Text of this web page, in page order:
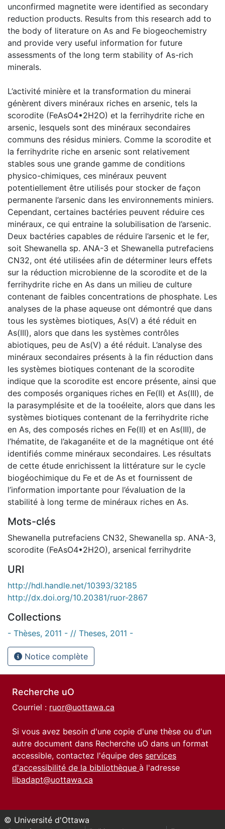
unconfirmed magnetite were identified as secondary
reduction products. Results from this research add to
the body of literature on As and Fe biogeochemistry
and provide very useful information for future
assessments of the long term stability of As-rich
minerals.
L’activité minière et la transformation du minerai
génèrent divers minéraux riches en arsenic, tels la
scorodite (FeAsO4•2H2O) et la ferrihydrite riche en
arsenic, lesquels sont des minéraux secondaires
communs des résidus miniers. Comme la scorodite et
la ferrihydrite riche en arsenic sont relativement
stables sous une grande gamme de conditions
physico-chimiques, ces minéraux peuvent
potentiellement être utilisés pour stocker de façon
permanente l’arsenic dans les environnements miniers.
Cependant, certaines bactéries peuvent réduire ces
minéraux, ce qui entraine la solubilisation de l’arsenic.
Deux bactéries capables de réduire l’arsenic et le fer,
soit Shewanella sp. ANA-3 et Shewanella putrefaciens
CN32, ont été utilisées afin de déterminer leurs effets
sur la réduction microbienne de la scorodite et de la
ferrihydrite riche en As dans un milieu de culture
contenant de faibles concentrations de phosphate. Les
analyses de la phase aqueuse ont démontré que dans
tous les systèmes biotiques, As(V) a été réduit en
As(III), alors que dans les systèmes contrôles
abiotiques, peu de As(V) a été réduit. L’analyse des
minéraux secondaires présents à la fin réduction dans
les systèmes biotiques contenant de la scorodite
indique que la scorodite est encore présente, ainsi que
des composés organiques riches en Fe(II) et As(III), de
la parasymplésite et de la tooéleite, alors que dans les
systèmes biotiques contenant de la ferrihydrite riche
en As, des composés riches en Fe(II) et en As(III), de
l’hématite, de l’akaganéite et de la magnétique ont été
identifiés comme minéraux secondaires. Les résultats
de cette étude enrichissent la littérature sur le cycle
biogéochimique du Fe et de As et fournissent de
l’information importante pour l’évaluation de la
stabilité à long terme de minéraux riches en As.
Mots-clés
Shewanella putrefaciens CN32, Shewanella sp. ANA-3,
scorodite (FeAsO4•2H2O), arsenical ferrihydrite
URI
http://hdl.handle.net/10393/32185
http://dx.doi.org/10.20381/ruor-2867
Collections
- Thèses, 2011 - // Theses, 2011 -
Notice complète
Recherche uO
Courriel : ruor@uottawa.ca
Si vous avez besoin d'une copie d'une thèse ou d'un
autre document dans Recherche uO dans un format
accessible, contactez l'équipe des services
d'accessibilité de la bibliothèque à l'adresse
libadapt@uottawa.ca
© Université d'Ottawa